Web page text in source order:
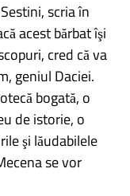
scria în
acest bărbat îşi
cred că va
geniul Daciei.
bogată, o
de istorie, o
şi lăudabilele
se vor